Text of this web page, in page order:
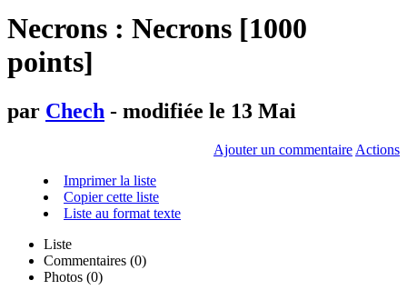
Necrons : Necrons [1000
points]
par Chech - modifiée le 13 Mai
Ajouter un commentaire Actions
Imprimer la liste
Copier cette liste
Liste au format texte
Liste
Commentaires (0)
Photos (0)